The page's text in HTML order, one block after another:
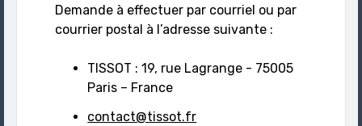
Demande à effectuer par courriel ou par
courrier postal à l’adresse suivante :
TISSOT : 19, rue Lagrange - 75005
Paris – France
contact@tissot.fr